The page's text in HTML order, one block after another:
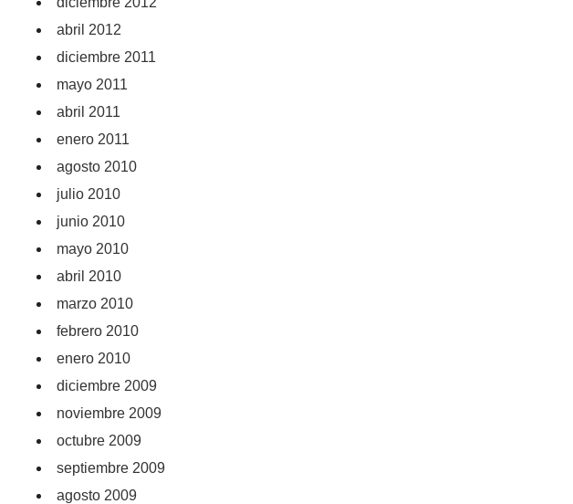
abril 2012
diciembre 2011
mayo 2011
abril 2011
enero 2011
agosto 2010
julio 2010
junio 2010
mayo 2010
abril 2010
marzo 2010
febrero 2010
enero 2010
diciembre 2009
noviembre 2009
octubre 2009
septiembre 2009
agosto 2009